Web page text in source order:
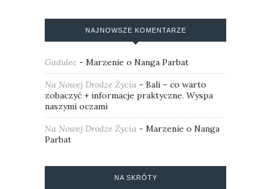
NAJNOWSZE KOMENTARZE
Gadulec - Marzenie o Nanga Parbat
Na Nowej Drodze Życia - Bali – co warto
zobaczyć + informacje praktyczne. Wyspa
naszymi oczami
Na Nowej Drodze Życia - Marzenie o Nanga
Parbat
NA SKRÓTY